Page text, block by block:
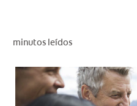
minutos leídos